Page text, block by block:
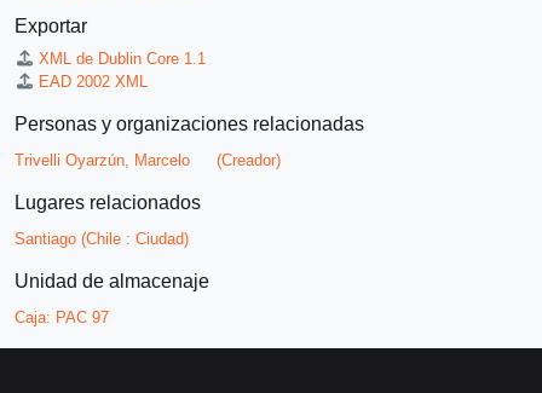
Exportar
XML de Dublin Core 1.1
EAD 2002 XML
Personas y organizaciones relacionadas
Trivelli Oyarzún, Marcelo (Creador)
Lugares relacionados
Santiago (Chile : Ciudad)
Unidad de almacenaje
Caja: PAC 97